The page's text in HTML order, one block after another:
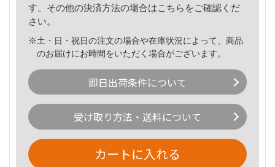
す。その他の決済方法の場合はこちら をご確認くだ
さい。
※土・日・祝日の注文の場合や在庫状況によって、商品
のお届けにお時間をいただく場合がございます。
即日出荷条件について
受け取り方法・送料について
カートに入れる